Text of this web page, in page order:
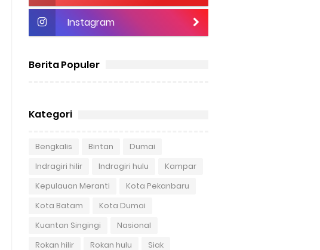
Instagram
Berita Populer
Kategori
Bengkalis Bintan
Dumai
Indragiri hilir
Indragiri hulu
Kampar
Kepulauan Meranti
Kota Pekanbaru
Kota Batam
Kota Dumai
Kuantan Singingi
Nasional
Rokan hilir
Rokan hulu
Siak